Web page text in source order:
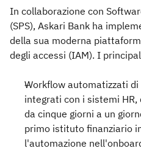
In collaborazione con
(SPS), Askari Bank ha
della sua moderna
degli accessi (IAM). I
Workflow automatizzati
integrati con i sistemi
da cinque giorni a un
primo istituto finanziario
l'automazione